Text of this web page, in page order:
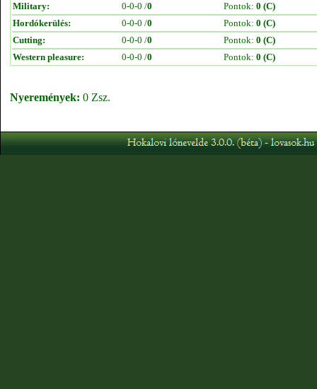
Military:
0-0-0 /0 Pontok: 0 (C)
Hordókerülés:
0-0-0 /0 Pontok: 0 (C)
Cutting:
0-0-0 /0 Pontok: 0 (C)
Western pleasure:
0-0-0 /0 Pontok: 0 (C)
Nyeremények: 0 Zsz.